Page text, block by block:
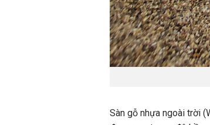
Sàn gỗ nhựa ngoài trời